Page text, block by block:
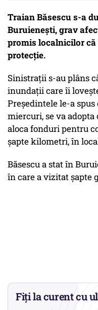
Traian Băsescu s-a
Buruieneşti, grav
promis localnicilor că
protecţie.
Sinistraţii s-au plâns
inundaţii care îi
Preşedintele le-a
miercuri, se va
aloca fonduri pentru
şapte kilometri, în
Băsescu a stat în
în care a vizitat şapte
Fiți la curent cu